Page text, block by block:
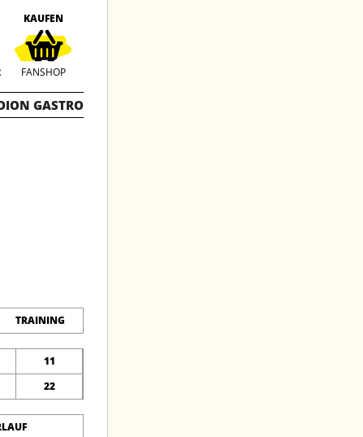
KAUFEN
FANSHOP
GASTRO
TRAINING
11
22